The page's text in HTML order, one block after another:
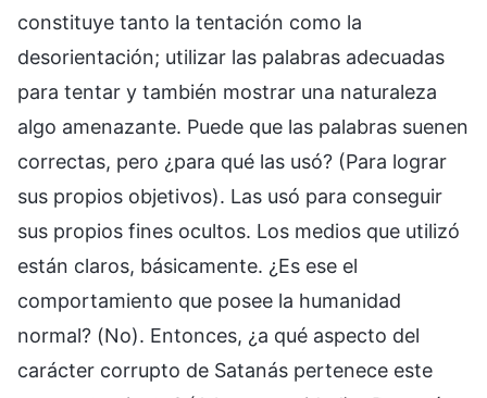
constituye tanto la tentación como la
desorientación; utilizar las palabras adecuadas
para tentar y también mostrar una naturaleza
algo amenazante. Puede que las palabras suenen
correctas, pero ¿para qué las usó? (Para lograr
sus propios objetivos). Las usó para conseguir
sus propios fines ocultos. Los medios que utilizó
están claros, básicamente. ¿Es ese el
comportamiento que posee la humanidad
normal? (No). Entonces, ¿a qué aspecto del
carácter corrupto de Satanás pertenece este